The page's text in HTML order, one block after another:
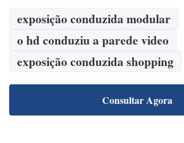
exposição conduzida modular
o hd conduziu a parede video
exposição conduzida shopping
Consultar Agora